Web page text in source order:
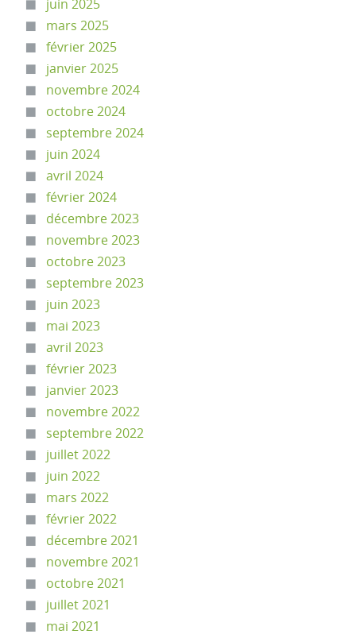
juin 2025
mars 2025
février 2025
janvier 2025
novembre 2024
octobre 2024
septembre 2024
juin 2024
avril 2024
février 2024
décembre 2023
novembre 2023
octobre 2023
septembre 2023
juin 2023
mai 2023
avril 2023
février 2023
janvier 2023
novembre 2022
septembre 2022
juillet 2022
juin 2022
mars 2022
février 2022
décembre 2021
novembre 2021
octobre 2021
juillet 2021
mai 2021